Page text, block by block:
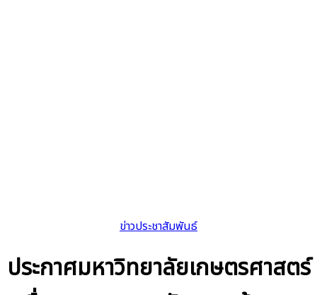
ข่าวประชาสัมพันธ์
ประกาศมหาวิทยาลัยเกษตรศาสตร์